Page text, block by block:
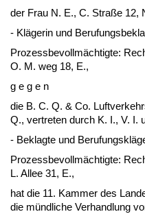
der Frau N. E., C. Straße 12,
- Kläge­rin und
Pro­zess­be­vollmäch­tig­te:
O. M. weg 18, E.,
g e g e n
die B. C. Q. & Co.
Q., ver­tre­ten durch K. I., V. I.
- Be­klag­te und
Pro­zess­be­vollmäch­tig­te:
L. Al­lee 31, E.,
hat die 11. Kam­mer des
die münd­li­che Ver­hand­lung